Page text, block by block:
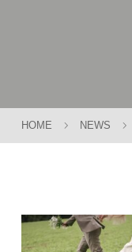
HOME NEWS